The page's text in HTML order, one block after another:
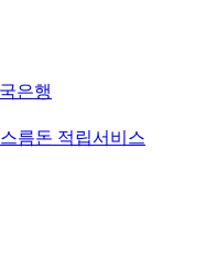
은행
름돈 적립서비스